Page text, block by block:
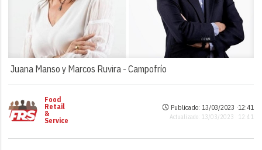
Juana Manso y Marcos Ruvira -Campofrío
Food
Retail
&
Service
Publicado: 13/03/2023 ·12:41
Actualizado: 13/03/2023 · 12:41